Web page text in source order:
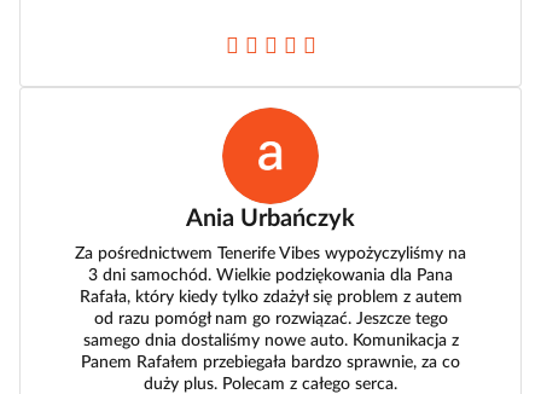
Ania Urbańczyk
Za pośrednictwem Tenerife Vibes wypożyczyliśmy na
3 dni samochód. Wielkie podziękowania dla Pana
Rafała, który kiedy tylko zdażył się problem z autem
od razu pomógł nam go rozwiązać. Jeszcze tego
samego dnia dostaliśmy nowe auto. Komunikacja z
Panem Rafałem przebiegała bardzo sprawnie, za co
duży plus. Polecam z całego serca.